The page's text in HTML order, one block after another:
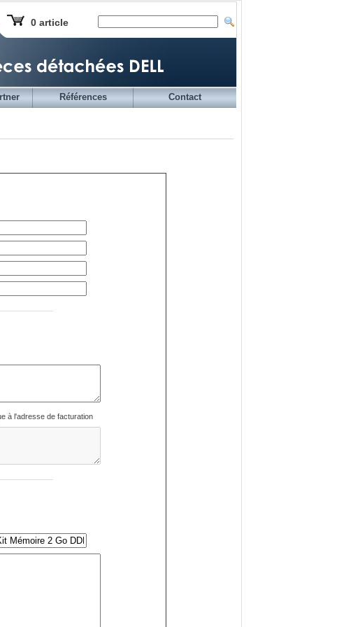
0 article
Références Contact
à l'adresse de facturation